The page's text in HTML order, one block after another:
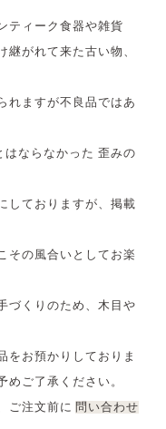
ティーク食器や雑貨
継がれて来た古い物、
れますが不良品ではあ
はならなかった 歪みの
しておりますが、掲載
その風合いとしてお楽
づくりのため、木目や
をお預かりしておりま
めご了承ください。
ご注文前に 問い合わせ